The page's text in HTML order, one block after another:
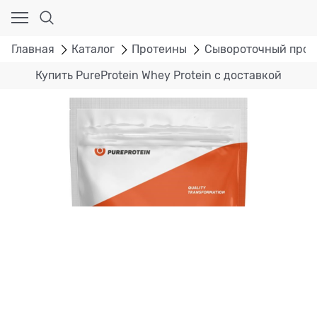
Главная Каталог Протеины Сывороточный
Купить PureProtein Whey Protein с доставкой